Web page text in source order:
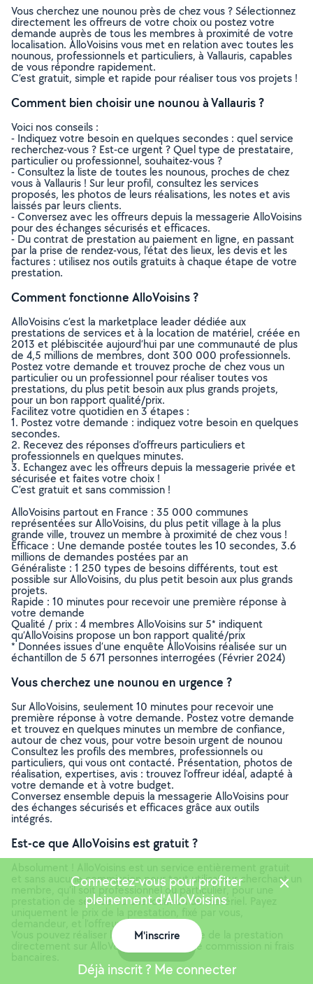
Vous cherchez une nounou près de chez vous ? Sélectionnez
directement les offreurs de votre choix ou postez votre
demande auprès de tous les membres à proximité de votre
localisation. AlloVoisins vous met en relation avec toutes les
nounous, professionnels et particuliers, à Vallauris, capables
de vous répondre rapidement.
C’est gratuit, simple et rapide pour réaliser tous vos projets !
Comment bien choisir une nounou à Vallauris ?
Voici nos conseils :
- Indiquez votre besoin en quelques secondes : quel service
recherchez-vous ? Est-ce urgent ? Quel type de prestataire,
particulier ou professionnel, souhaitez-vous ?
- Consultez la liste de toutes les nounous, proches de chez
vous à Vallauris ! Sur leur profil, consultez les services
proposés, les photos de leurs réalisations, les notes et avis
laissés par leurs clients.
- Conversez avec les offreurs depuis la messagerie AlloVoisins
pour des échanges sécurisés et efficaces.
- Du contrat de prestation au paiement en ligne, en passant
par la prise de rendez-vous, l’état des lieux, les devis et les
factures : utilisez nos outils gratuits à chaque étape de votre
prestation.
Comment fonctionne AlloVoisins ?
AlloVoisins c’est la marketplace leader dédiée aux
prestations de services et à la location de matériel, créée en
2013 et plébiscitée aujourd’hui par une communauté de plus
de 4,5 millions de membres, dont 300 000 professionnels.
Postez votre demande et trouvez proche de chez vous un
particulier ou un professionnel pour réaliser toutes vos
prestations, du plus petit besoin aux plus grands projets,
pour un bon rapport qualité/prix.
Facilitez votre quotidien en 3 étapes :
1. Postez votre demande : indiquez votre besoin en quelques
secondes.
2. Recevez des réponses d’offreurs particuliers et
professionnels en quelques minutes.
3. Echangez avec les offreurs depuis la messagerie privée et
sécurisée et faites votre choix !
C’est gratuit et sans commission !
AlloVoisins partout en France : 35 000 communes
représentées sur AlloVoisins, du plus petit village à la plus
grande ville, trouvez un membre à proximité de chez vous !
Efficace : Une demande postée toutes les 10 secondes, 3.6
millions de demandes postées par an
Généraliste : 1 250 types de besoins différents, tout est
possible sur AlloVoisins, du plus petit besoin aux plus grands
projets.
Rapide : 10 minutes pour recevoir une première réponse à
votre demande
Qualité / prix : 4 membres AlloVoisins sur 5* indiquent
qu’AlloVoisins propose un bon rapport qualité/prix
* Données issues d’une enquête AlloVoisins réalisée sur un
échantillon de 5 671 personnes interrogées (Février 2024)
Vous cherchez une nounou en urgence ?
Sur AlloVoisins, seulement 10 minutes pour recevoir une
première réponse à votre demande. Postez votre demande
et trouvez en quelques minutes un membre de confiance,
autour de chez vous, pour votre besoin urgent de nounou
Consultez les profils des membres, professionnels ou
particuliers, qui vous ont contacté. Présentation, photos de
réalisation, expertises, avis : trouvez l'offreur idéal, adapté à
votre demande et à votre budget.
Conversez ensemble depuis la messagerie AlloVoisins pour
des échanges sécurisés et efficaces grâce aux outils
intégrés.
Est-ce que AlloVoisins est gratuit ?
et sans aucune commission pour tout utilisateur cherchant un
membre, qu’il soit professionnel ou particulier, pour une
prestation de service ou une location de matériel. Payez
uniquement le prix de la prestation, fixé par vous,
demandeur, et l’offreur.
Vous pouvez réaliser le paiement en ligne de la prestation
directement sur AlloVoisins, sans aucune commission ni frais
Connectez-vous pour profiter
pleinement d'AlloVoisins
M'inscrire
Déjà inscrit ? Me connecter